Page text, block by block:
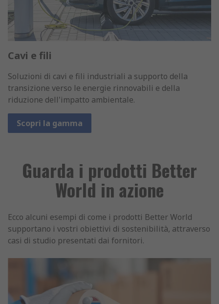
Cavi e fili
Soluzioni di cavi e fili industriali a supporto della
transizione verso le energie rinnovabili e della
riduzione dell'impatto ambientale.
Scopri la gamma
Guarda i prodotti Better
World in azione
Ecco alcuni esempi di come i prodotti Better World
supportano i vostri obiettivi di sostenibilità, attraverso
casi di studio presentati dai fornitori.